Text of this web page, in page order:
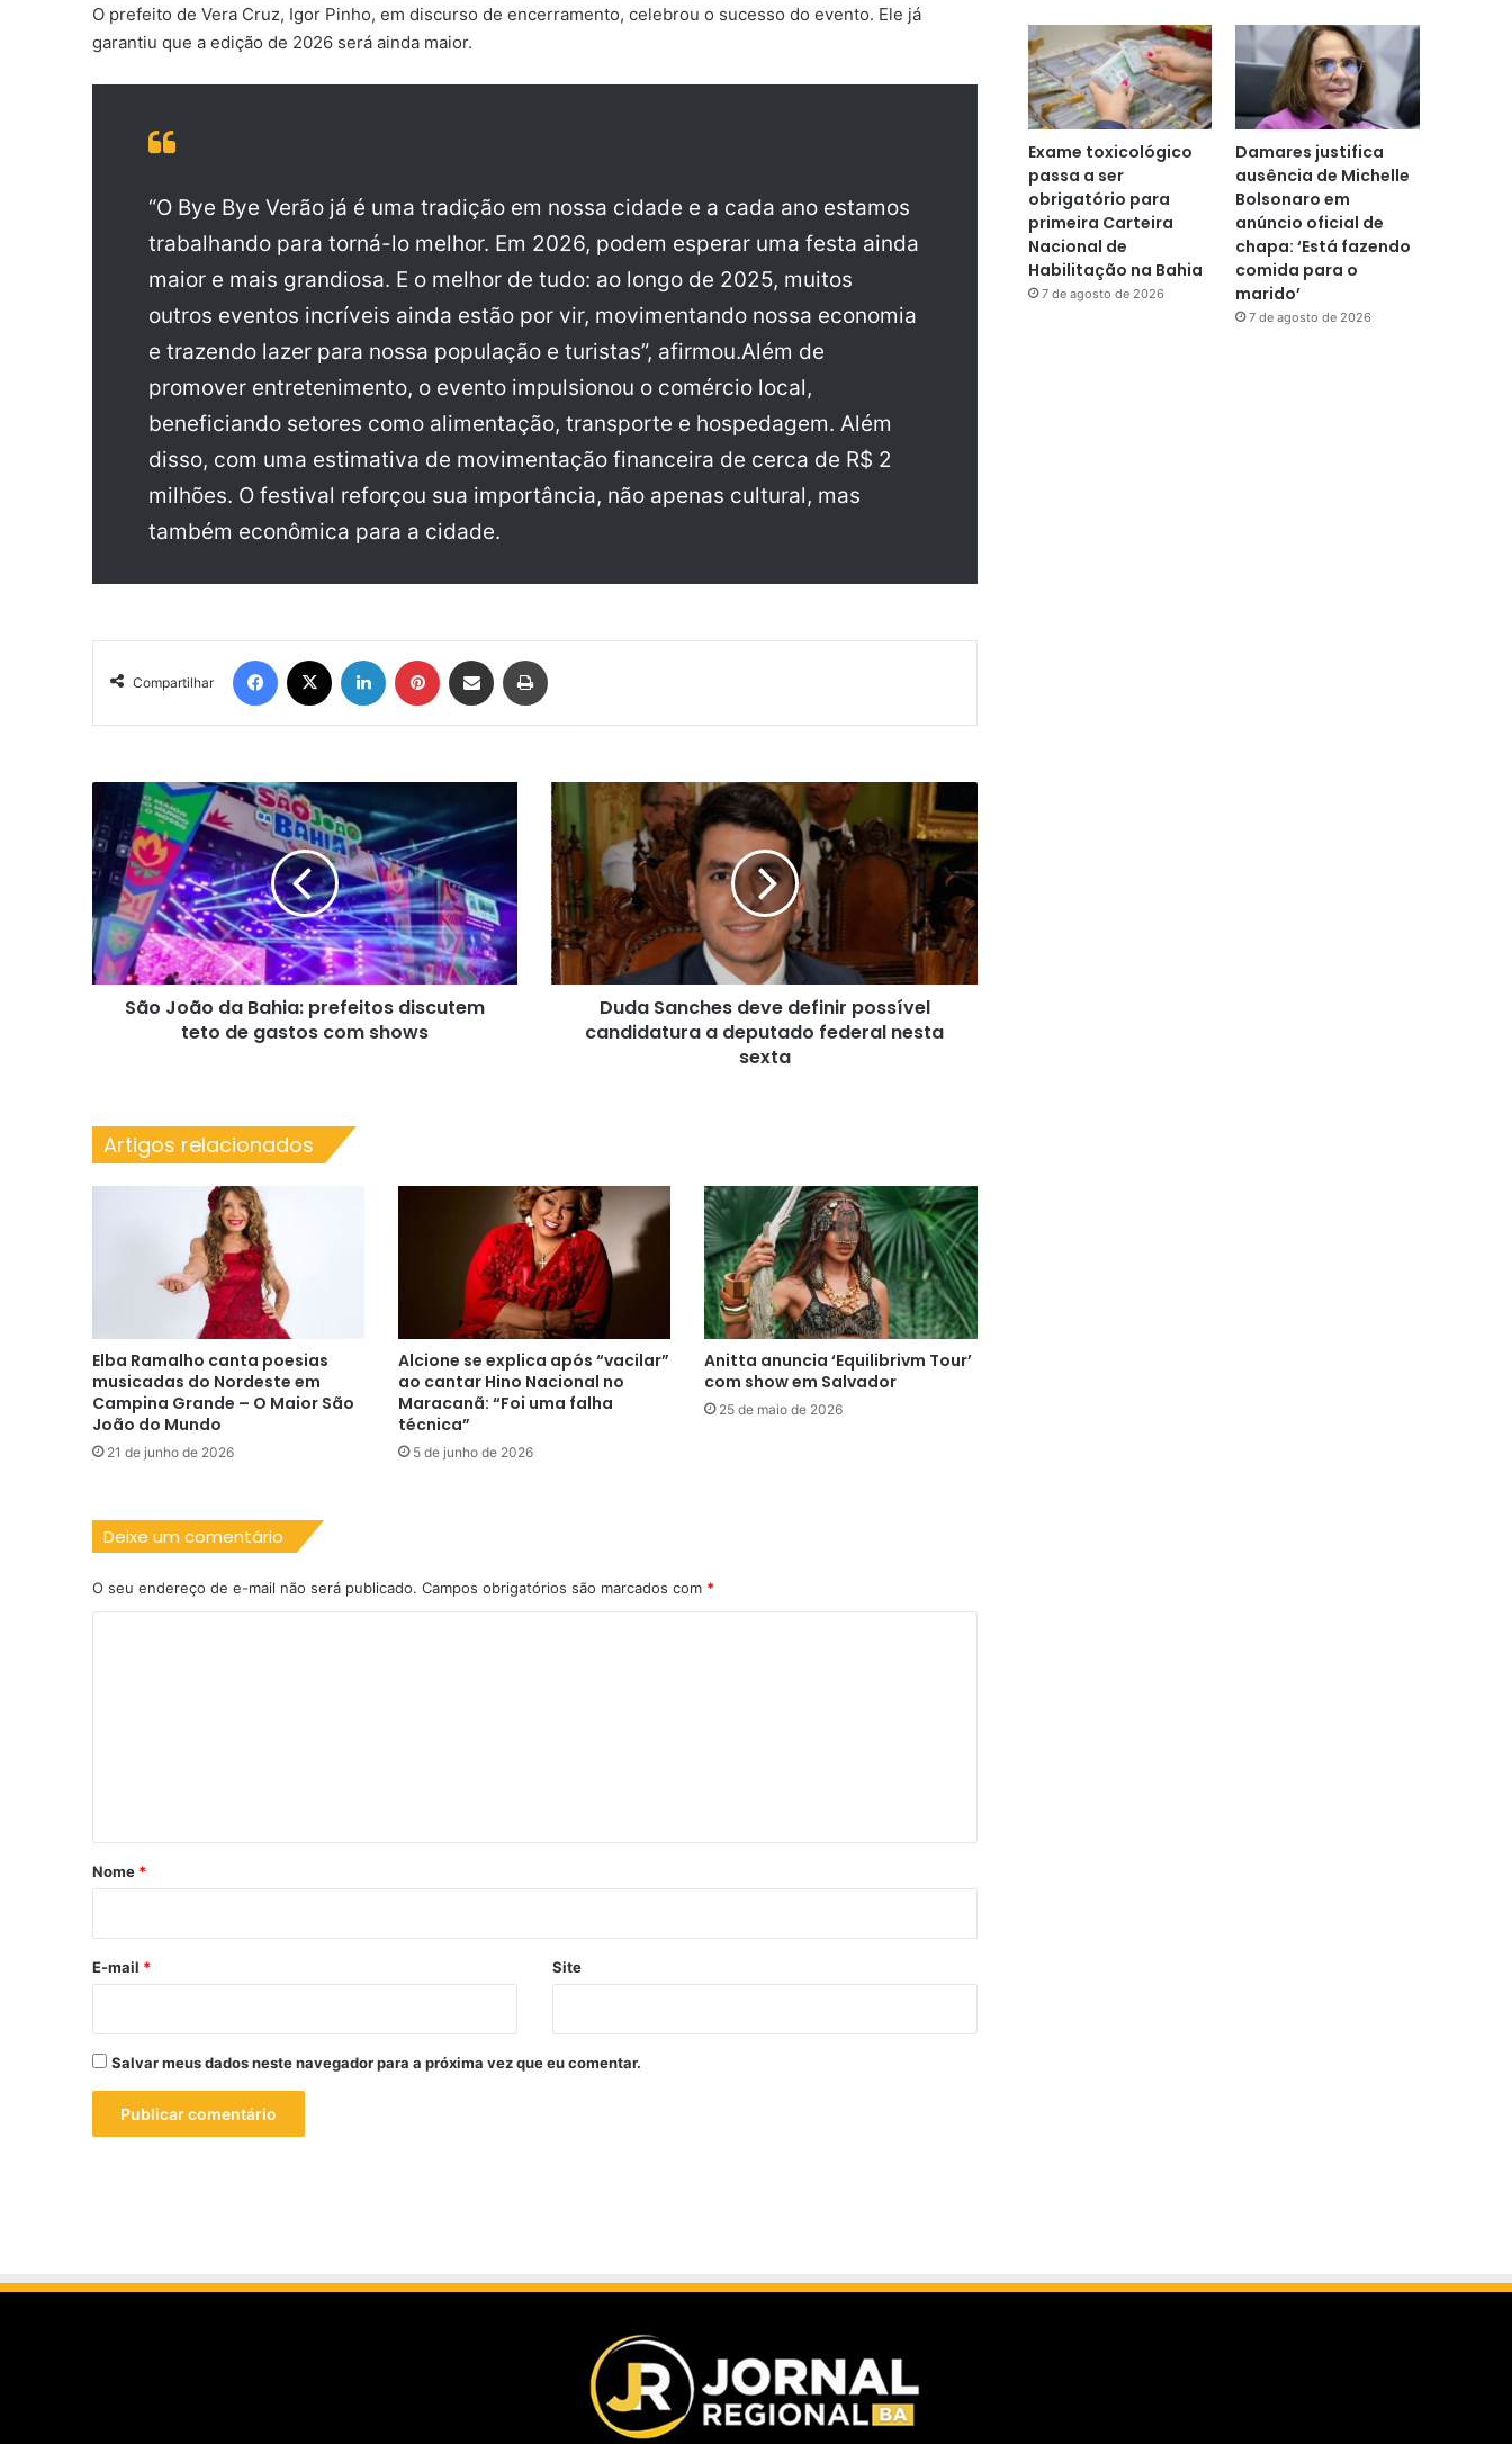
O prefeito de Vera Cruz, Igor Pinho, em discurso de encerramento, celebrou o sucesso do evento. Ele já
garantiu que a edição de 2026 será ainda maior.
“O Bye Bye Verão já é uma tradição em nossa cidade e a cada ano estamos
trabalhando para torná-lo melhor. Em 2026, podem esperar uma festa ainda
maior e mais grandiosa. E o melhor de tudo: ao longo de 2025, muitos
outros eventos incríveis ainda estão por vir, movimentando nossa economia
e trazendo lazer para nossa população e turistas”, afirmou.Além de
promover entretenimento, o evento impulsionou o comércio local,
beneficiando setores como alimentação, transporte e hospedagem. Além
disso, com uma estimativa de movimentação financeira de cerca de R$ 2
milhões. O festival reforçou sua importância, não apenas cultural, mas
também econômica para a cidade.
Compartilhar
Facebook Linkedin Pinterest Compartilhar via e-mail
João
da
Bahia:
prefeitos
discutem
teto
de
gastos
São João da Bahia: prefeitos discutem
teto de gastos com shows
Duda
Sanches
deve
definir
possível
candidatura
a
deputado
federal
sexta
Duda Sanches deve definir possível
candidatura a deputado federal nesta
sexta
Artigos relacionados
Elba Ramalho canta poesias
musicadas do Nordeste em
Campina Grande – O Maior São
João do Mundo
21 de junho de 2026
Alcione se explica após “vacilar”
ao cantar Hino Nacional no
Maracanã: “Foi uma falha
técnica”
5 de junho de 2026
Anitta anuncia ‘Equilibrivm Tour’
com show em Salvador
25 de maio de 2026
Deixe um comentário
O seu endereço de e-mail não será publicado. Campos obrigatórios são marcados com *
r
*
Nome *
E-mail * Site
Salvar meus dados neste navegador para a próxima vez que eu comentar.
Exame toxicológico
passa a ser
obrigatório para
primeira Carteira
Nacional de
Habilitação na Bahia
7 de agosto de 2026
Damares justifica
ausência de Michelle
Bolsonaro em
anúncio oficial de
chapa: ‘Está fazendo
comida para o
marido’
7 de agosto de 2026